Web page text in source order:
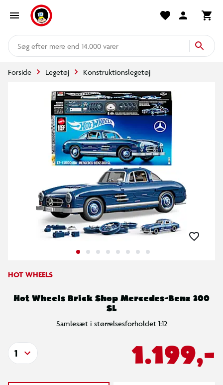
mere end 14.000 varer
Forside Legetøj Konstruktionslegetøj
HOT WHEELS
Hot Wheels Brick Shop Mercedes-Benz 300
SL
Samlesæt i størrelsesforholdet 1:12
1.199,-
1